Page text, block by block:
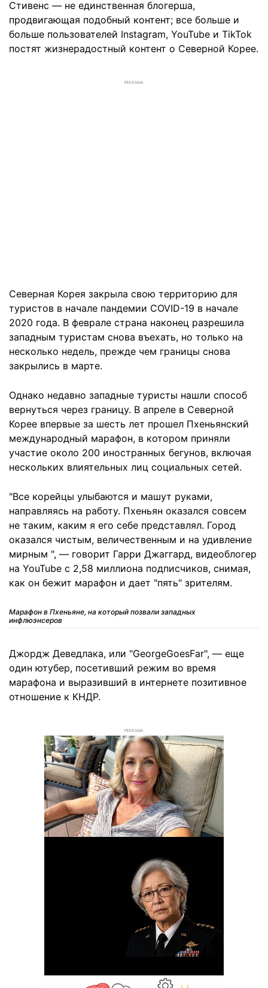
Стивенс — не единственная блогерша,
продвигающая подобный контент; все больше и
больше пользователей Instagram, YouTube и TikTok
постят жизнерадостный контент о Северной Корее.
РЕКЛАМА
Северная Корея закрыла свою территорию для
туристов в начале пандемии COVID-19 в начале
2020 года. В феврале страна наконец разрешила
западным туристам снова въехать, но только на
несколько недель, прежде чем границы снова
закрылись в марте.
Однако недавно западные туристы нашли способ
вернуться через границу. В апреле в Северной
Корее впервые за шесть лет прошел Пхеньянский
международный марафон, в котором приняли
участие около 200 иностранных бегунов, включая
нескольких влиятельных лиц социальных сетей.
"Все корейцы улыбаются и машут руками,
направляясь на работу. Пхеньян оказался совсем
не таким, каким я его себе представлял. Город
оказался чистым, величественным и на удивление
мирным ", — говорит Гарри Джаггард, видеоблогер
на YouTube с 2,58 миллиона подписчиков, снимая,
как он бежит марафон и дает "пять" зрителям.
Марафон в Пхеньяне, на который позвали западных
инфлюэнсеров
Джордж Деведлака, или "GeorgeGoesFar", — еще
один ютубер, посетивший режим во время
марафона и выразивший в интернете позитивное
отношение к КНДР.
РЕКЛАМА